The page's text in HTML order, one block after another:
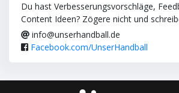
Du hast Verbesserungsvorschläge,
Content Ideen? Zögere nicht und
info@unserhandball.de
Facebook.com/UnserHandball